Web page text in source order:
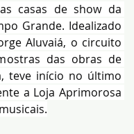
casas de show da
Grande. Idealizado
Aluvaiá, o circuito
das obras de
teve início no último
a Loja Aprimorosa